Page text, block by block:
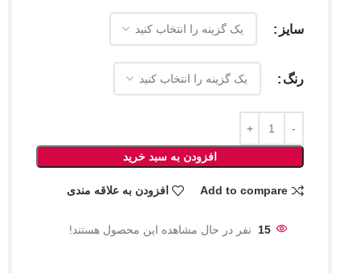
سایز
رنگ
افزودن به سبد خرید
Add to compare افزودن به علاقه مندی
15 نفر در حال مشاهده این محصول هستند!